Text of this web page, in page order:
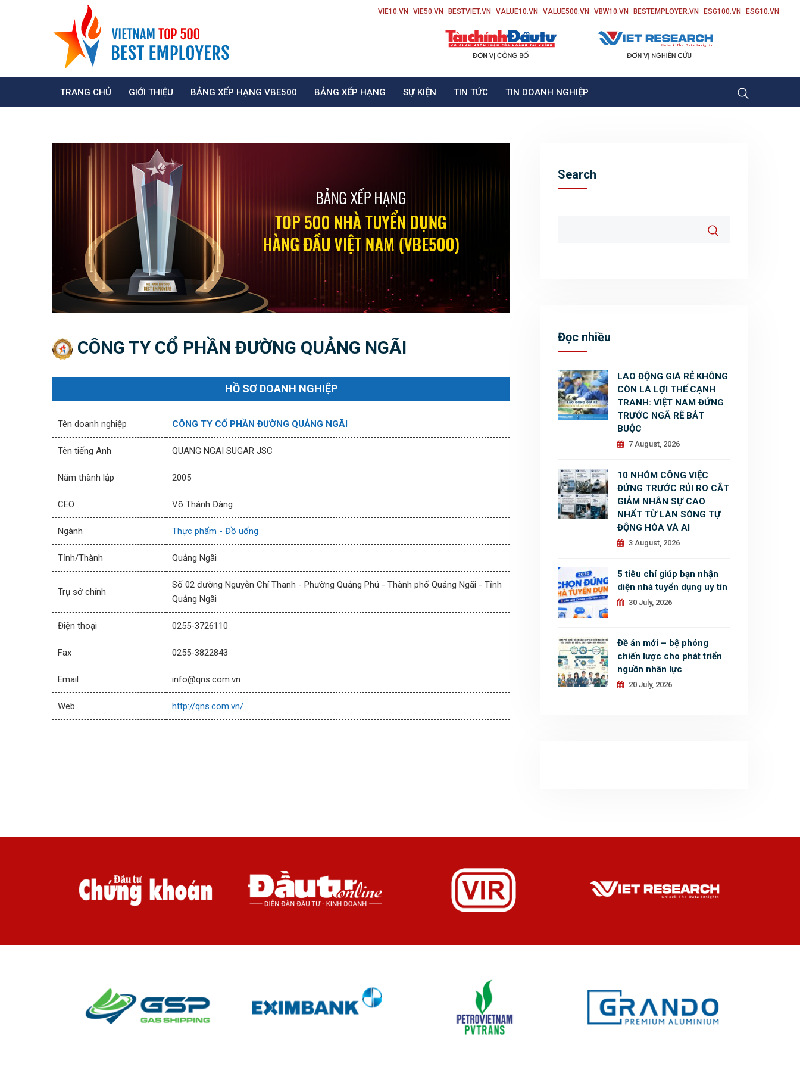
VIE10.VN VIE50.VN BESTVIET.VN VALUE10.VN VALUE500.VN VBW10.VN BESTEMPLOYER.VN ESG100.VN ESG10.VN
TRANG CHỦ GIỚI THIỆU BẢNG XẾP HẠNG VBE500 BẢNG XẾP HẠNG SỰ KIỆN TIN TỨC TIN DOANH NGHIỆP
CÔNG TY CỔ PHẦN ĐƯỜNG QUẢNG NGÃI
HỒ SƠ DOANH NGHIỆP
Tên doanh nghiệp CÔNG TY CỔ PHẦN ĐƯỜNG QUẢNG NGÃI
Tên tiếng Anh QUANG NGAI SUGAR JSC
Năm thành lập 2005
CEO Võ Thành Đàng
Ngành Thực phẩm - Đồ uống
Tỉnh/Thành Quảng Ngãi
Trụ sở chính
Số 02 đường Nguyễn Chí Thanh - Phường Quảng Phú - Thành phố Quảng Ngãi - Tỉnh
Quảng Ngãi
Điện thoại 0255-3726110
Fax 0255-3822843
Email info@qns.com.vn
Web http://qns.com.vn/
Search
Đọc nhiều
LAO ĐỘNG GIÁ RẺ KHÔNG
CÒN LÀ LỢI THẾ CẠNH
TRANH: VIỆT NAM ĐỨNG
TRƯỚC NGÃ RẼ BẮT
BUỘC
7 August, 2026
10 NHÓM CÔNG VIỆC
ĐỨNG TRƯỚC RỦI RO CẮT
GIẢM NHÂN SỰ CAO
NHẤT TỪ LÀN SÓNG TỰ
ĐỘNG HÓA VÀ AI
3 August, 2026
5 tiêu chí giúp bạn nhận
diện nhà tuyển dụng uy tín
30 July, 2026
Đề án mới – bệ phóng
chiến lược cho phát triển
nguồn nhân lực
20 July, 2026